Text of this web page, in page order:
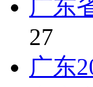
广东
27
广东